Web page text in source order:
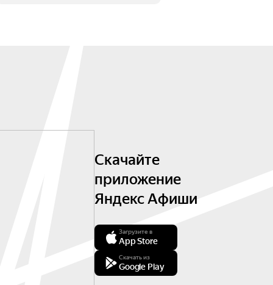
Скачайте
приложение
Яндекс Афиши
Загрузите в
App Store
Скачать из
Google Play